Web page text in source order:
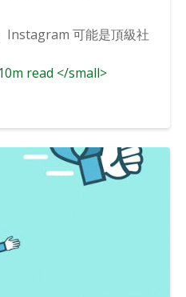
Instagram 可能是頂級社
read </small>